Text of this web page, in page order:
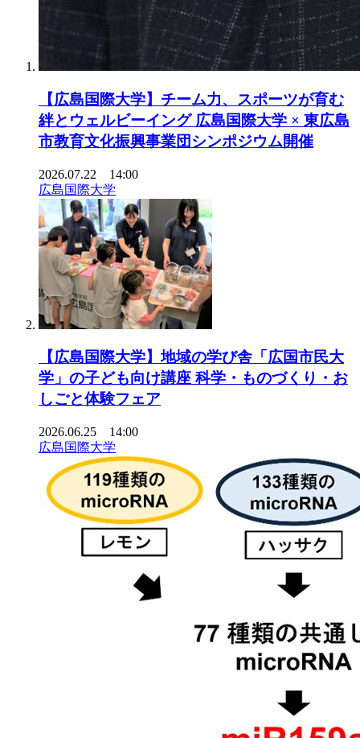
【広島国際大学】チーム力、スポーツが育む
絆とウェルビーイング 広島国際大学 × 東広島
市教育文化振興事業団シンポジウム開催
2026.07.22 14:00
広島国際大学
【広島国際大学】地域の学び舎「広国市民大
学」の子ども向け講座 科学・ものづくり・お
しごと体験フェア
2026.06.25 14:00
広島国際大学